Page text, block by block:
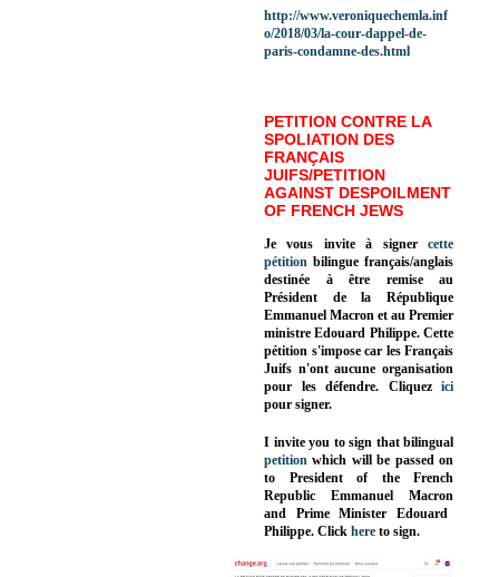
http://www.veroniquechemla.inf
o/2018/03/la-cour-dappel-de-
paris-condamne-des.html
PETITION CONTRE LA
SPOLIATION DES
FRANÇAIS
JUIFS/PETITION
AGAINST DESPOILMENT
OF FRENCH JEWS
Je vous invite à signer cette
pétition bilingue français/anglais
destinée à être remise au
Président de la République
Emmanuel Macron et au Premier
ministre Edouard Philippe. Cette
pétition s'impose car les Français
Juifs n'ont aucune organisation
pour les défendre. Cliquez
ici
pour signer.
I invite you to sign that bilingual
petition which will be passed on
to President of the French
Republic Emmanuel Macron
and Prime Minister Edouard
Philippe. Click here to sign.